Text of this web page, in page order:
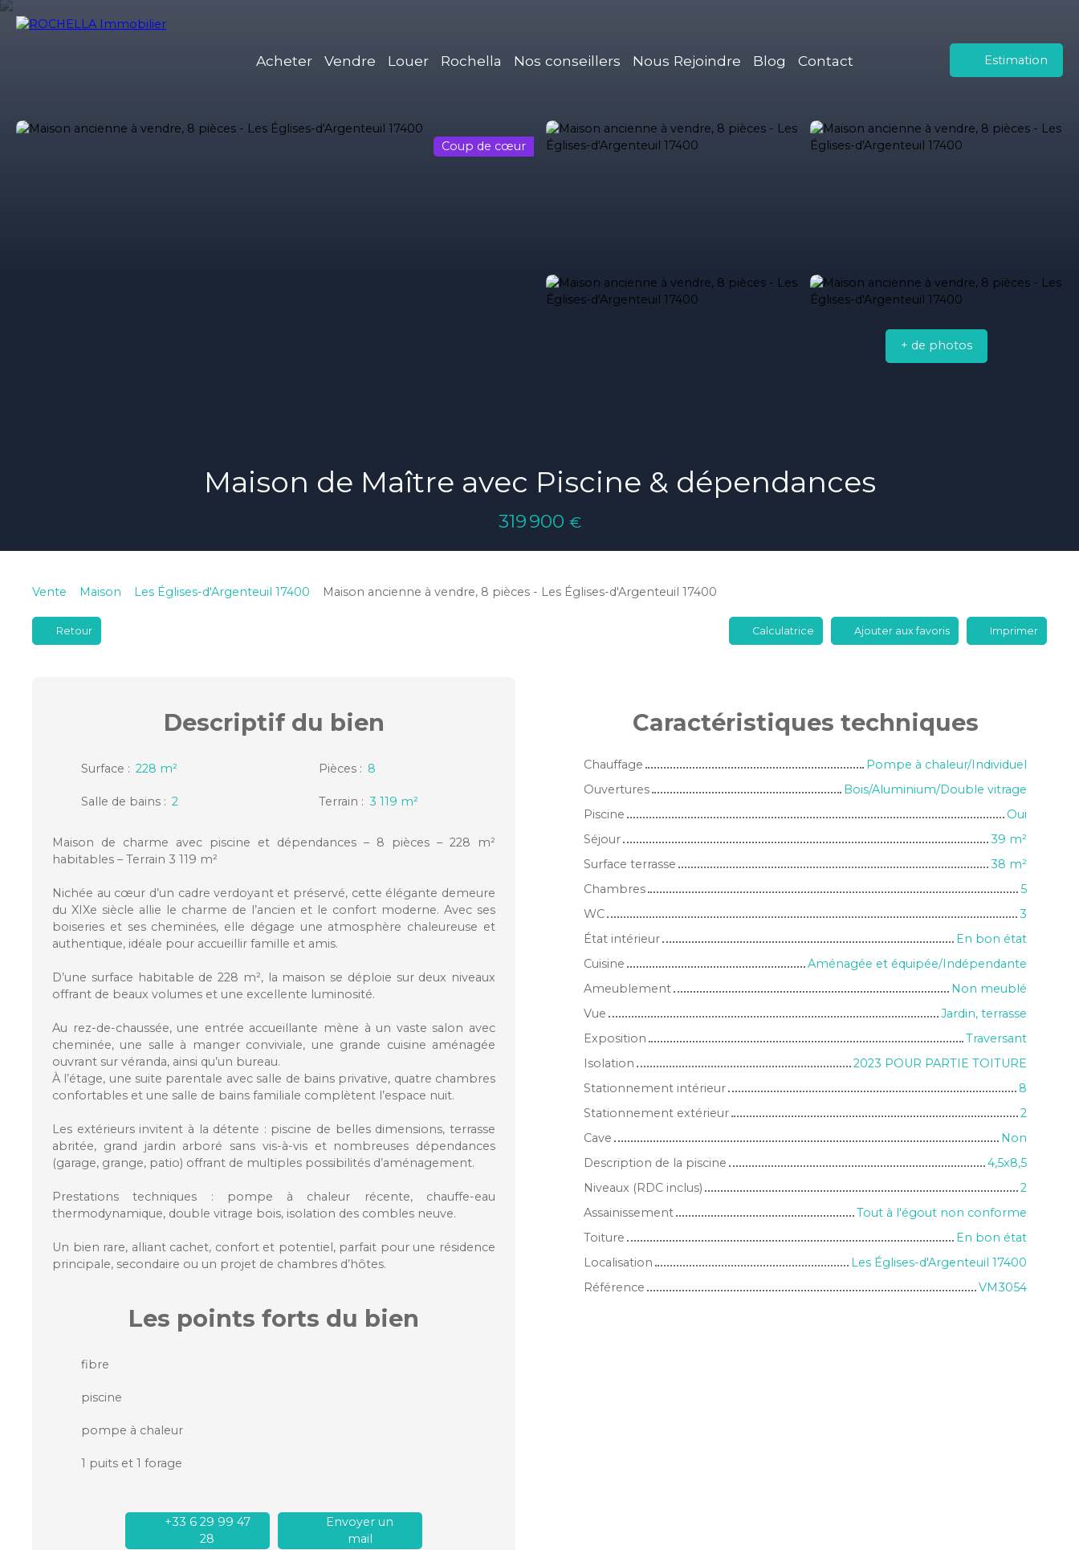
Acheter Vendre Louer Rochella Nos conseillers Nous Rejoindre Blog Contact Estimation
Coup de cœur
+ de photos
Maison de Maître avec Piscine & dépendances
319 900 €
Vente Maison Les Églises-d'Argenteuil 17400 Maison ancienne à vendre, 8 pièces - Les Églises-d'Argenteuil 17400
Retour Calculatrice Ajouter aux favoris Imprimer
Descriptifdu bien
Surface : 228 m² Pièces : 8
Salle de bains : 2 Terrain : 3 119 m²
Maison de charme avec piscine et dépendances – 8 pièces – 228 m²
habitables – Terrain 3 119 m²
Nichée au cœur d’un cadre verdoyant et préservé, cette élégante demeure
du XIXe siècle allie le charme de l’ancien et le confort moderne. Avec ses
boiseries et ses cheminées, elle dégage une atmosphère chaleureuse et
authentique, idéale pour accueillir famille et amis.
D’une surface habitable de 228 m², la maison se déploie sur deux niveaux
offrant de beaux volumes et une excellente luminosité.
Au rez-de-chaussée, une entrée accueillante mène à un vaste salon avec
cheminée, une salle à manger conviviale, une grande cuisine aménagée
ouvrant sur véranda, ainsi qu’un bureau.
À l’étage, une suite parentale avec salle de bains privative, quatre chambres
confortables et une salle de bains familiale complètent l’espace nuit.
Les extérieurs invitent à la détente : piscine de belles dimensions, terrasse
abritée, grand jardin arboré sans vis-à-vis et nombreuses dépendances
(garage, grange, patio) offrant de multiples possibilités d’aménagement.
Prestations techniques : pompe à chaleur récente, chauffe-eau
thermodynamique, double vitrage bois, isolation des combles neuve.
Un bien rare, alliant cachet, confort et potentiel, parfait pour une résidence
principale, secondaire ou un projet de chambres d’hôtes.
Les points forts du bien
fibre
piscine
pompe à chaleur
1 puits et 1 forage
+33 6 29 99 47
28
Envoyer un
mail
Caractéristiques techniques
Chauffage
Pompe à chaleur/Individuel
Ouvertures
Bois/Aluminium/Double vitrage
Piscine
Oui
Séjour
39 m²
Surface terrasse
38 m²
Chambres
5
WC
3
État intérieur
En bon état
Cuisine
Aménagée et équipée/Indépendante
Ameublement
Non meublé
Vue
Jardin, terrasse
Exposition
Traversant
Isolation
2023 POUR PARTIE TOITURE
Stationnement intérieur
8
Stationnement extérieur
2
Cave
Non
Description de la piscine
4,5x8,5
Niveaux (RDC inclus)
2
Assainissement
Tout à l'égout non conforme
Toiture
En bon état
Localisation
Les Églises-d'Argenteuil 17400
Référence
VM3054